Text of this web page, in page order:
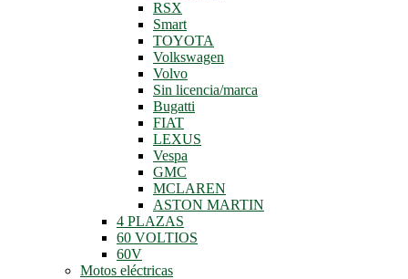
RSX
Smart
TOYOTA
Volkswagen
Volvo
Sin licencia/marca
Bugatti
FIAT
LEXUS
Vespa
GMC
MCLAREN
ASTON MARTIN
4 PLAZAS
60 VOLTIOS
60V
Motos eléctricas